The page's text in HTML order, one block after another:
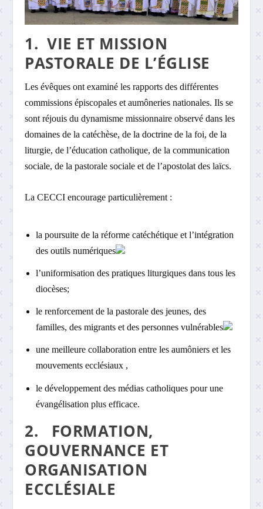
1. VIE ET MISSION
PASTORALE DE L’ÉGLISE
Les évêques ont examiné les rapports des différentes
commissions épiscopales et aumôneries nationales. Ils se
sont réjouis du dynamisme missionnaire observé dans les
domaines de la catéchèse, de la doctrine de la foi, de la
liturgie, de l’éducation catholique, de la communication
sociale, de la pastorale sociale et de l’apostolat des laïcs.
La CECCI encourage particulièrement :
la poursuite de la réforme catéchétique et l’intégration
des outils numériques
l’uniformisation des pratiques liturgiques dans tous les
diocèses;
le renforcement de la pastorale des jeunes, des
familles, des migrants et des personnes vulnérables
une meilleure collaboration entre les aumôniers et les
mouvements ecclésiaux ,
le développement des médias catholiques pour une
évangélisation plus efficace.
2. FORMATION,
GOUVERNANCE ET
ORGANISATION
ECCLÉSIALE